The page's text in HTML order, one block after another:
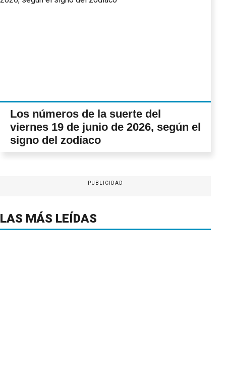
Los números de la suerte del
viernes 19 de junio de 2026, según el
signo del zodíaco
PUBLICIDAD
LAS MÁS LEÍDAS